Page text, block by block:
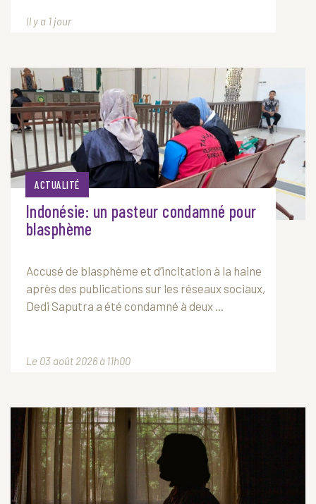
Il y a 1 jour
ACTUALITÉ
Indonésie: un pasteur condamné pour
blasphème
Accusé de blasphème et d’incitation à la haine
après des publications sur les réseaux sociaux,
Dedi Saputra a été condamné à deux ...
Le 03 août 2026 à 11h00